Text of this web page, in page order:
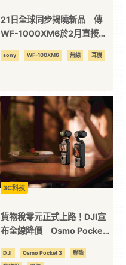
21日全球同步揭曉新品 傳
WF-1000XM6於2月直接上
sony WF-100XM6 無線 耳機
3C科技
貨物稅零元正式上路！DJI宣
布全線降價 Osmo Pocket
DJI Osmo Pocket 3 聯強